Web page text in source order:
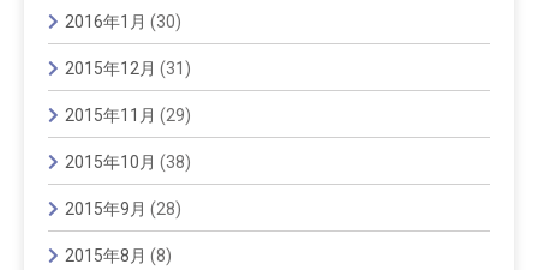
2016年1月 (30)
2015年12月 (31)
2015年11月 (29)
2015年10月 (38)
2015年9月 (28)
2015年8月 (8)